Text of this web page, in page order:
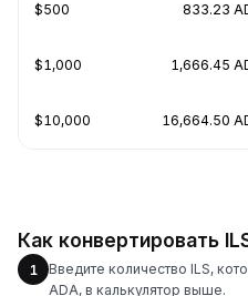
$500 833.23
$1,000 1,666.45
$10,000 16,664.50
Как конвертировать
1
Введите количество ILS,
ADA, в калькулятор выше.